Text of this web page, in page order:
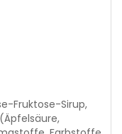
Fruktose-Sirup,